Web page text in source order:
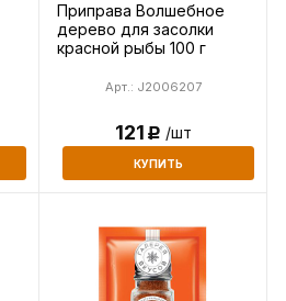
Приправа Волшебное
дерево для засолки
красной рыбы 100 г
Арт.: J2006207
121Р /шт
КУПИТЬ